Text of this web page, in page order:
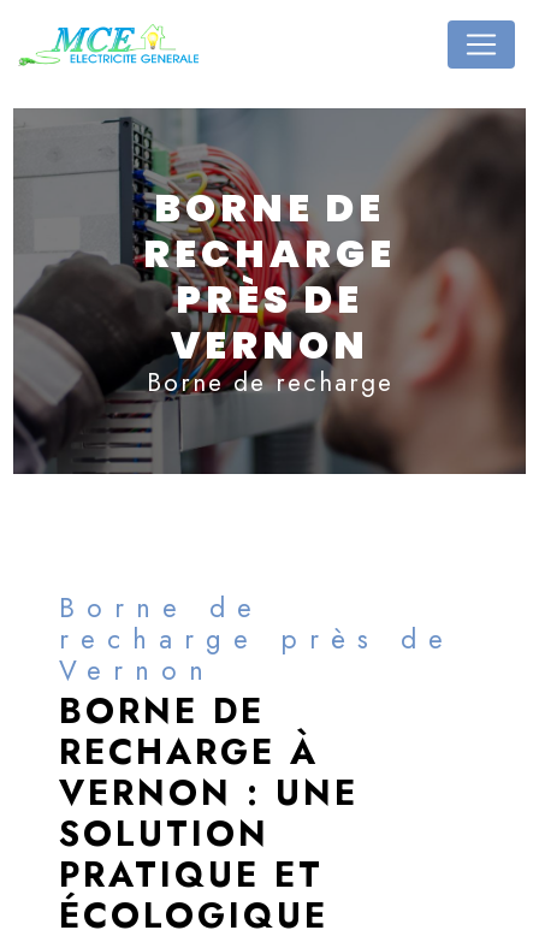
BORNE DE
RECHARGE
PRÈS DE
VERNON
Borne de recharge
Borne de
recharge près de
Vernon
BORNE DE
RECHARGE À
VERNON : UNE
SOLUTION
PRATIQUE ET
ÉCOLOGIQUE